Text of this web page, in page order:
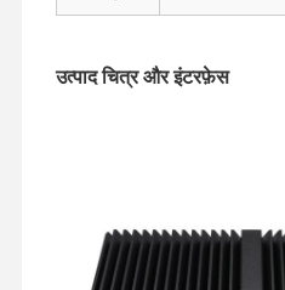
उत्पाद चित्र और इंटरफ़ेस